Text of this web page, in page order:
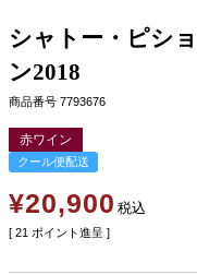
シャトー・ピシ
ン2018
商品番号 7793676
赤ワイン
クール便配送
¥20,900 税込
[ 21 ポイント進呈 ]